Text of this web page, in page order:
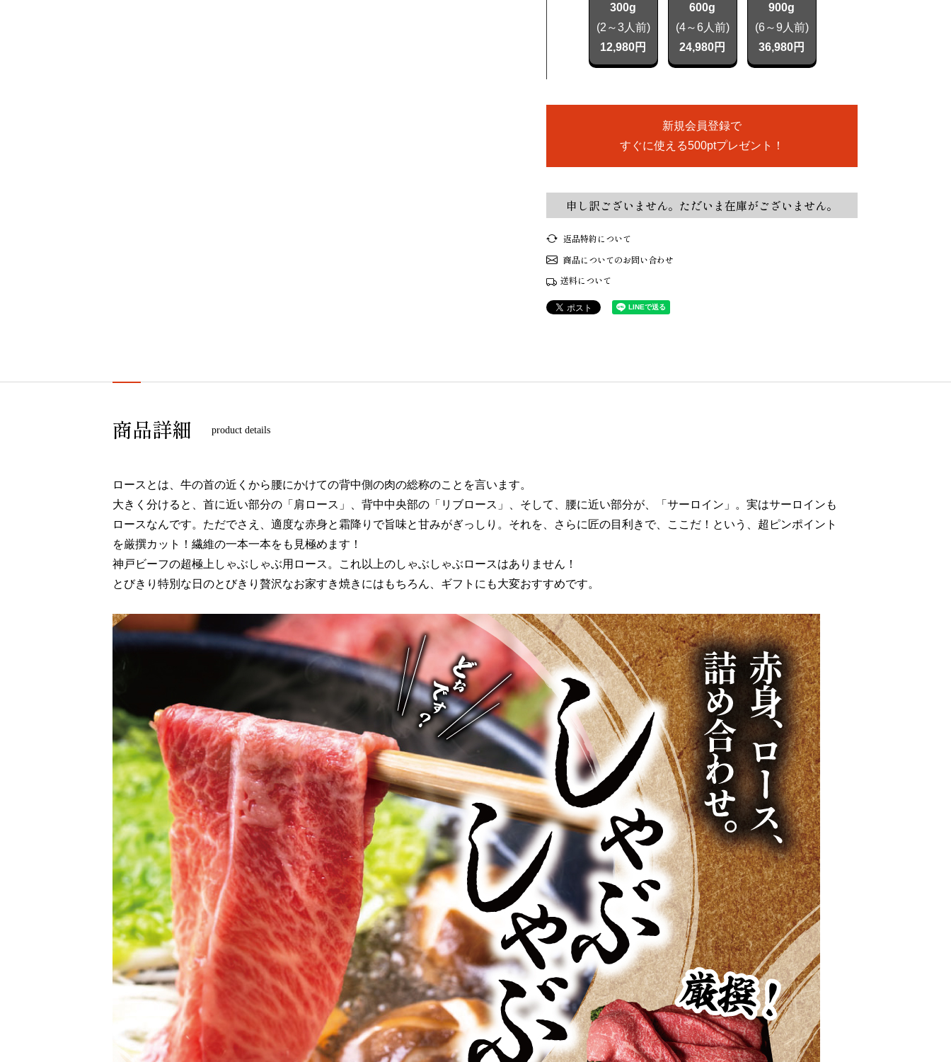
300g
(2～3人前)
12,980円
600g
(4～6人前)
24,980円
900g
(6～9人前)
36,980円
新規会員登録で
すぐに使える500ptプレゼント！
申し訳ございません。ただいま在庫がございません。
返品特約について
商品についてのお問い合わせ
送料について
商品詳細 product details
ロースとは、牛の首の近くから腰にかけての背中側の肉の総称のことを言います。
大きく分けると、首に近い部分の「肩ロース」、背中中央部の「リブロース」、そして、腰に近い部分が、「サーロイン」。実はサーロインも
ロースなんです。ただでさえ、適度な赤身と霜降りで旨味と甘みがぎっしり。それを、さらに匠の目利きで、ここだ！という、超ピンポイント
を厳撰カット！繊維の一本一本をも見極めます！
神戸ビーフの超極上しゃぶしゃぶ用ロース。これ以上のしゃぶしゃぶロースはありません！
とびきり特別な日のとびきり贅沢なお家すき焼きにはもちろん、ギフトにも大変おすすめです。